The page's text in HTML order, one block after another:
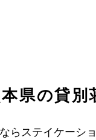
県の貸別
らステイケーシ